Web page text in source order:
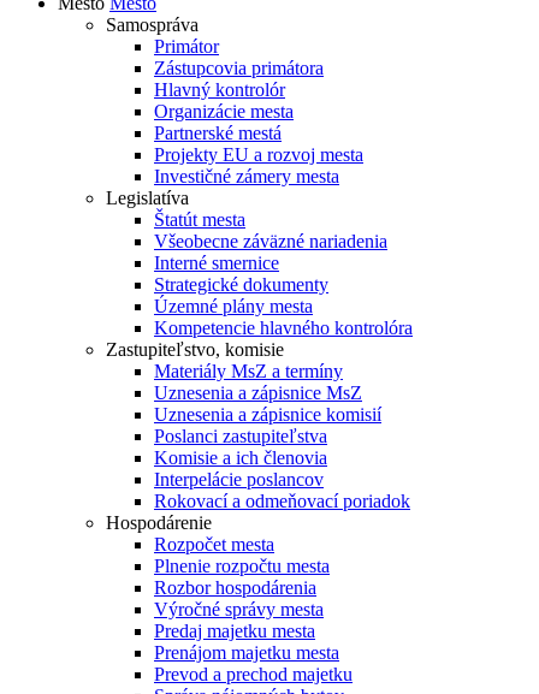
Samospráva
Primátor
Zástupcovia primátora
Hlavný kontrolór
Organizácie mesta
Partnerské mestá
Projekty EU a rozvoj mesta
Investičné zámery mesta
Legislatíva
Štatút mesta
Všeobecne záväzné nariadenia
Interné smernice
Strategické dokumenty
Územné plány mesta
Kompetencie hlavného kontrolóra
Zastupiteľstvo, komisie
Materiály MsZ a termíny
Uznesenia a zápisnice MsZ
Uznesenia a zápisnice komisií
Poslanci zastupiteľstva
Komisie a ich členovia
Interpelácie poslancov
Rokovací a odmeňovací poriadok
Hospodárenie
Rozpočet mesta
Plnenie rozpočtu mesta
Rozbor hospodárenia
Výročné správy mesta
Predaj majetku mesta
Prenájom majetku mesta
Prevod a prechod majetku